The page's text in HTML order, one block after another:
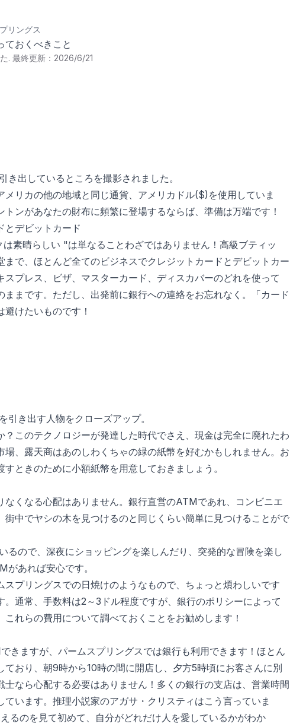
リングス
ておくべきこと
. 最終更新：2026/6/21
出しているところを撮影されました。
リカの他の地域と同じ通貨、アメリカドル($)を使用していま
ンがあなたの財布に頻繁に登場するならば、準備は万端です！
とデビットカード
素晴らしい "は単なることわざではありません！高級ブティッ
で、ほとんど全てのビジネスでクレジットカードとデビットカー
スプレス、ビザ、マスターカード、ディスカバーのどれを使って
まです。ただし、出発前に銀行への連絡をお忘れなく。「カード
けたいものです！
き出す人物をクローズアップ。
？このテクノロジーが発達した時代でさえ、現金は完全に廃れたわ
、露天商はあのしわくちゃの緑の紙幣を好むかもしれません。お
ときのために小額紙幣を用意しておきましょう。
くなる心配はありません。銀行直営のATMであれ、コンビニエ
街中でヤシの木を見つけるのと同じくらい簡単に見つけることがで
るので、深夜にショッピングを楽しんだり、突発的な冒険を楽し
があれば安心です。
スプリングスでの日焼けのようなもので、ちょっと煩わしいです
通常、手数料は2～3ドル程度ですが、銀行のポリシーによって
れらの費用について調べておくことをお勧めします！
きますが、パームスプリングスでは銀行も利用できます！ほとん
おり、朝9時から10時の間に開店し、夕方5時頃にお客さんに別
なら心配する必要はありません！多くの銀行の支店は、営業時間
います。推理小説家のアガサ・クリスティはこう言っていま
るのを見て初めて、自分がどれだけ人を愛しているかがわか